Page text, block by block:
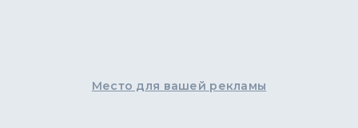
Место для вашей рекламы